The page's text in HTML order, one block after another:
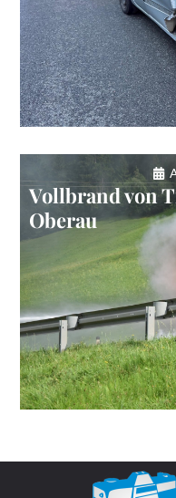
Vollbrand von
Oberau